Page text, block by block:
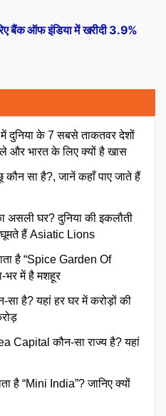
बैंक ऑफ इंडिया में खरीदी 3.9%
दुनिया के 7 सबसे ताकतवर देशों
और भारत के लिए क्यों है खास
कौन सा है?, जानें कहाँ पाए जाते हैं
असली घर? दुनिया की इकलौती
हैं Asiatic Lions
है “Spice Garden Of
भर में है मशहूर
सा है? यहां हर घर में करोड़ों की
Capital कौन-सा राज्य है? यहां
है “Mini India”? जानिए क्यों